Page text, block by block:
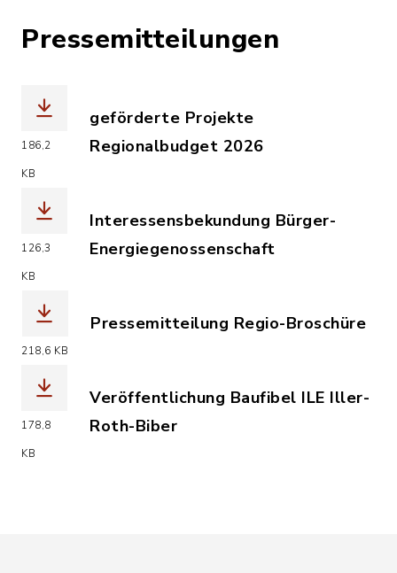
Pressemitteilungen
186,2
KB
geförderte Projekte
Regionalbudget 2026
126,3
KB
Interessensbekundung Bürger-
Energiegenossenschaft
218,6 KB
Pressemitteilung Regio-Broschüre
178,8
KB
Veröffentlichung Baufibel ILE Iller-
Roth-Biber